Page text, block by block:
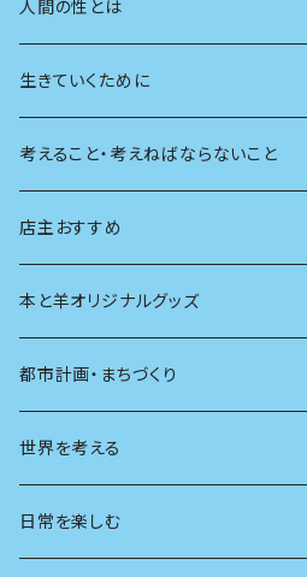
学校
動物
植物
天体
生物
人間の性とは
生きていくために
考えること・考えねばならないこと
創元社 シリーズ「あいだで考える」
店主おすすめ
本と羊オリジナルグッズ
都市計画・まちづくり
都市
地方
世界を考える
思想
日常を楽しむ